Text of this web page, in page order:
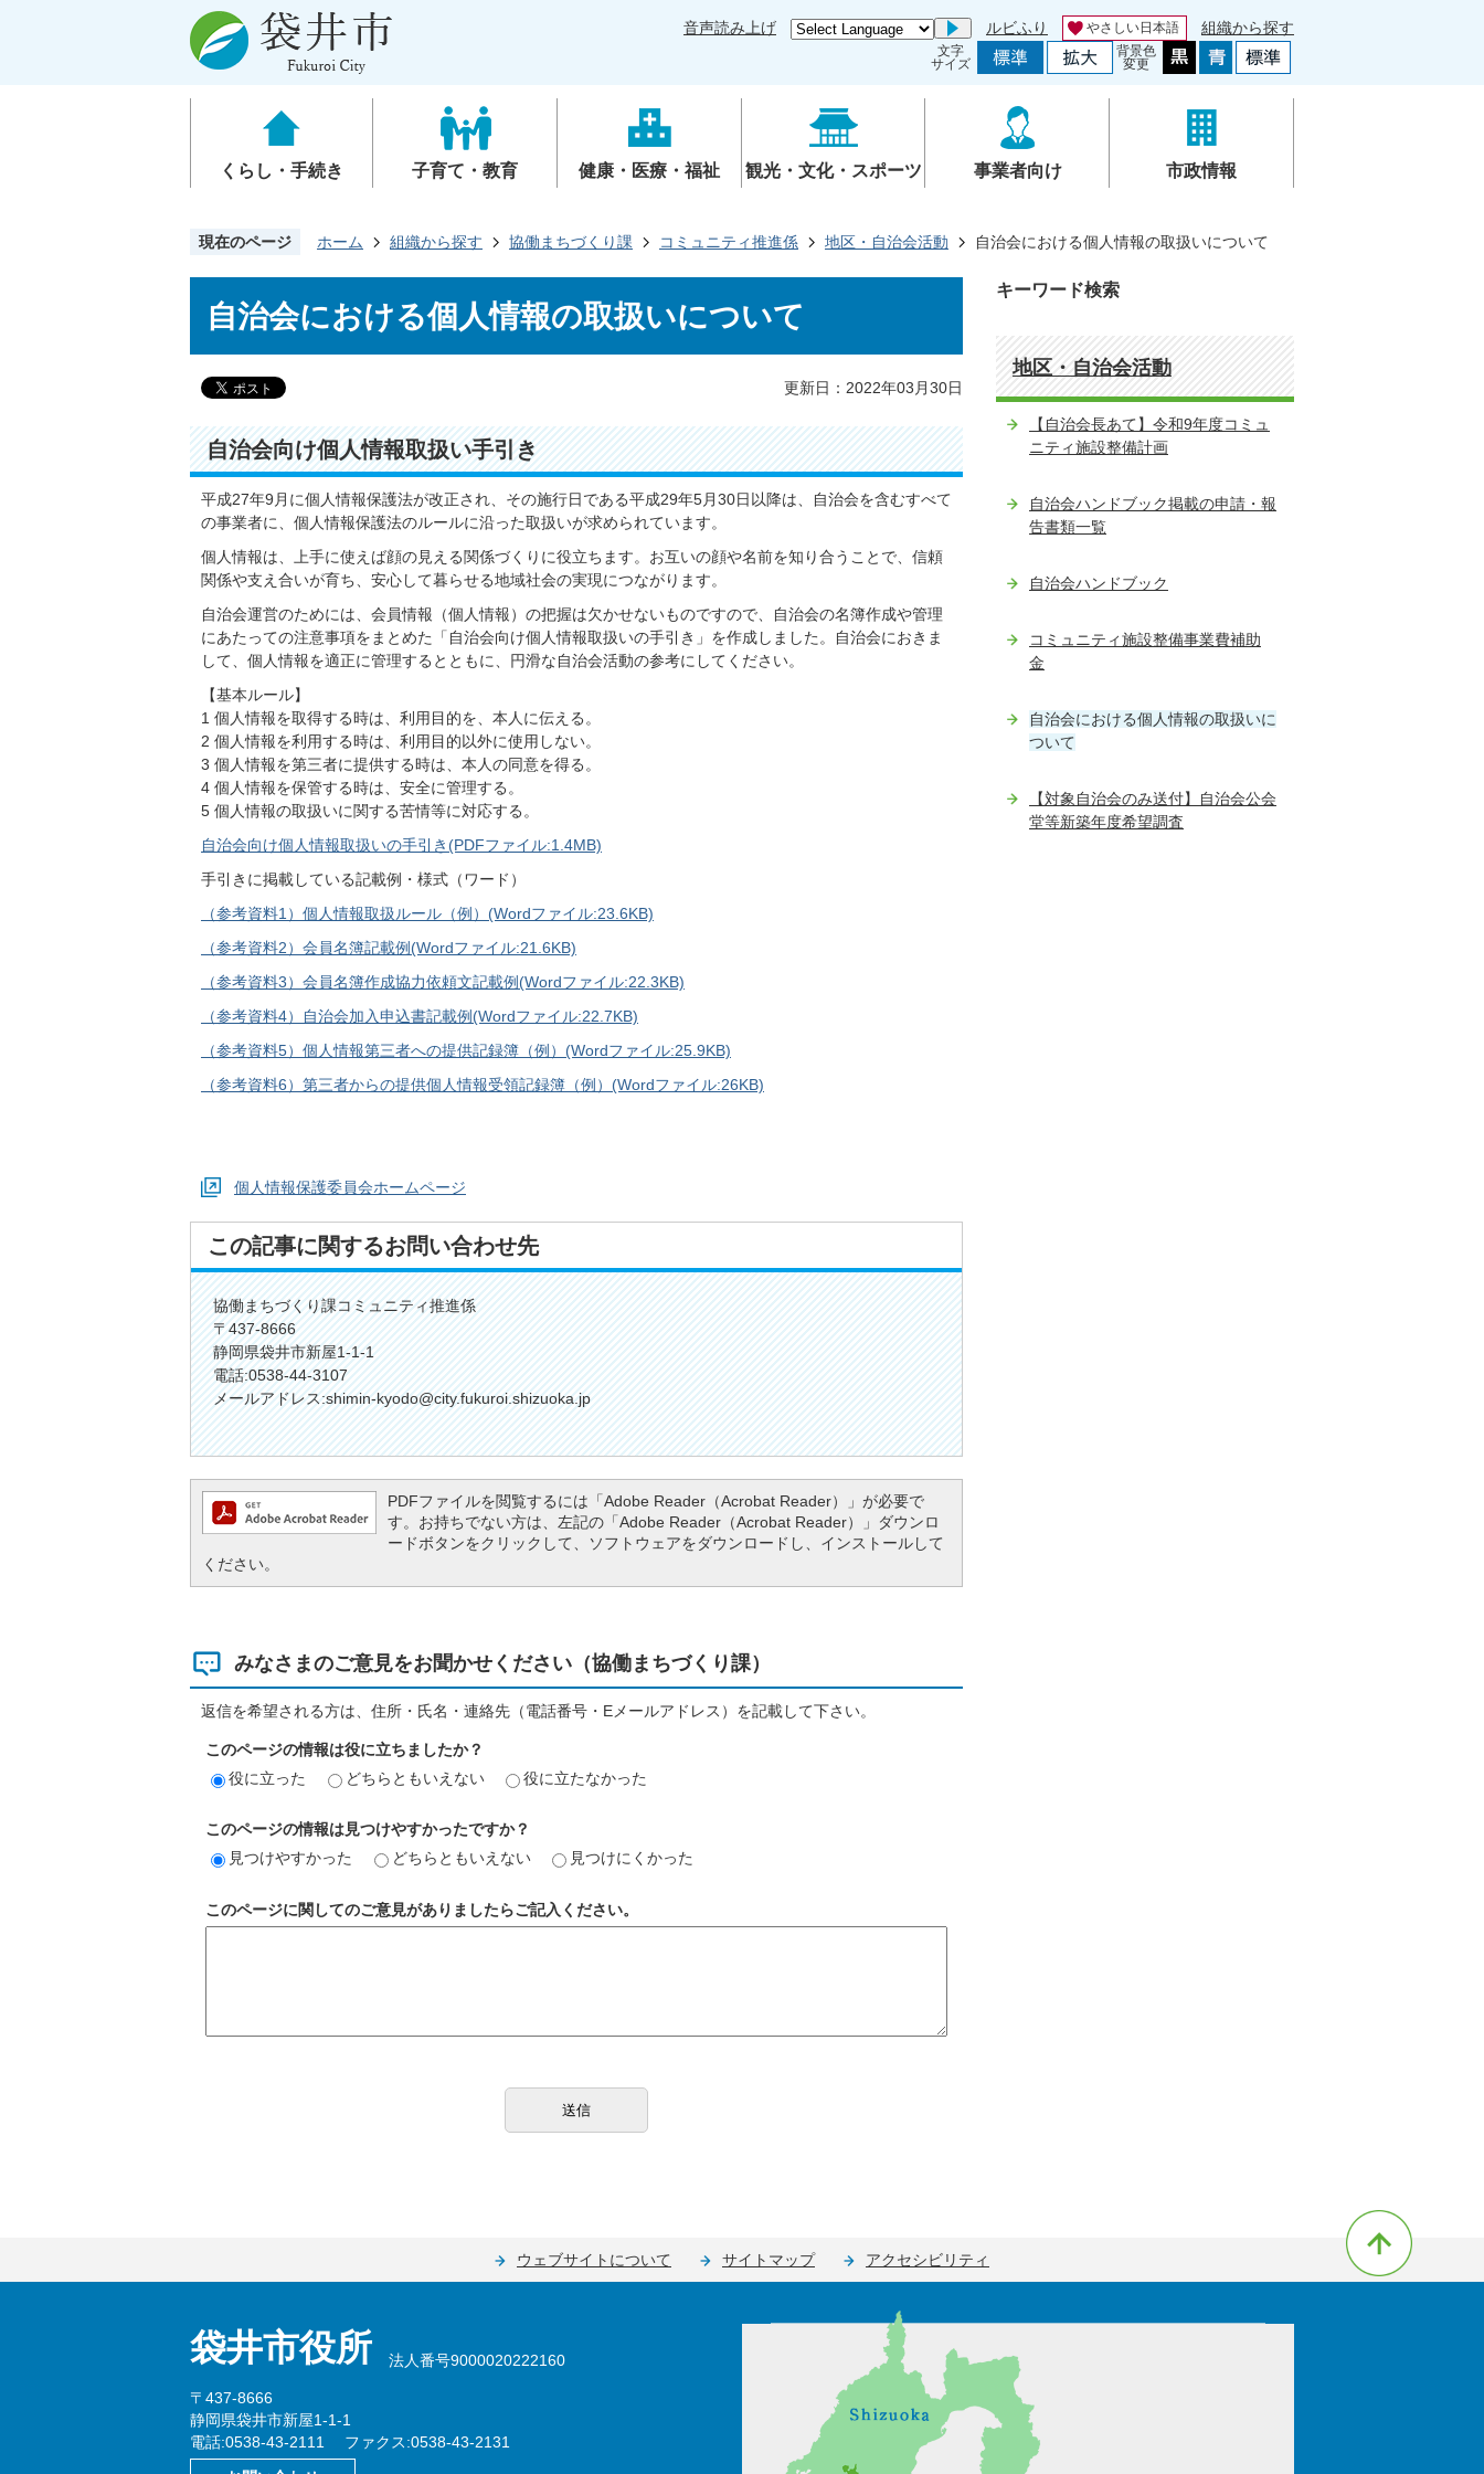
音声読み上げ Go ルビふり やさしい日本語 組織から探す
文字
サイズ
背景色
変更
くらし・手続き 子育て・教育 健康・医療・福祉 観光・文化・スポーツ 事業者向け 市政情報
現在のページ ホーム 組織から探す 協働まちづくり課 コミュニティ推進係 地区・自治会活動 自治会における個人情報の取扱いについて
自治会における個人情報の取扱いについて
更新日：2022年03月30日
自治会向け個人情報取扱い手引き
平成27年9月に個人情報保護法が改正され、その施行日である平成29年5月30日以降は、自治会を含むすべて
の事業者に、個人情報保護法のルールに沿った取扱いが求められています。
個人情報は、上手に使えば顔の見える関係づくりに役立ちます。お互いの顔や名前を知り合うことで、信頼
関係や支え合いが育ち、安心して暮らせる地域社会の実現につながります。
自治会運営のためには、会員情報（個人情報）の把握は欠かせないものですので、自治会の名簿作成や管理
にあたっての注意事項をまとめた「自治会向け個人情報取扱いの手引き」を作成しました。自治会におきま
して、個人情報を適正に管理するとともに、円滑な自治会活動の参考にしてください。
【基本ルール】
1 個人情報を取得する時は、利用目的を、本人に伝える。
2 個人情報を利用する時は、利用目的以外に使用しない。
3 個人情報を第三者に提供する時は、本人の同意を得る。
4 個人情報を保管する時は、安全に管理する。
5 個人情報の取扱いに関する苦情等に対応する。
自治会向け個人情報取扱いの手引き(PDFファイル:1.4MB)
手引きに掲載している記載例・様式（ワード）
（参考資料1）個人情報取扱ルール（例）(Wordファイル:23.6KB)
（参考資料2）会員名簿記載例(Wordファイル:21.6KB)
（参考資料3）会員名簿作成協力依頼文記載例(Wordファイル:22.3KB)
（参考資料4）自治会加入申込書記載例(Wordファイル:22.7KB)
（参考資料5）個人情報第三者への提供記録簿（例）(Wordファイル:25.9KB)
（参考資料6）第三者からの提供個人情報受領記録簿（例）(Wordファイル:26KB)
個人情報保護委員会ホームページ
この記事に関するお問い合わせ先
協働まちづくり課コミュニティ推進係
〒437-8666
静岡県袋井市新屋1-1-1
電話:0538-44-3107
メールアドレス:shimin-kyodo@city.fukuroi.shizuoka.jp
PDFファイルを閲覧するには「Adobe Reader（Acrobat Reader）」が必要で
す。お持ちでない方は、左記の「Adobe Reader（Acrobat Reader）」ダウンロ
ードボタンをクリックして、ソフトウェアをダウンロードし、インストールして
ください。
みなさまのご意見をお聞かせください（協働まちづくり課）
返信を希望される方は、住所・氏名・連絡先（電話番号・Eメールアドレス）を記載して下さい。
このページの情報は役に立ちましたか？
役に立った
どちらともいえない 役に立たなかった
このページの情報は見つけやすかったですか？
見つけやすかった
どちらともいえない 見つけにくかった
このページに関してのご意見がありましたらご記入ください。
キーワード検索
地区・自治会活動
【自治会長あて】令和9年度コミュ
ニティ施設整備計画
自治会ハンドブック掲載の申請・報
告書類一覧
自治会ハンドブック
コミュニティ施設整備事業費補助
金
自治会における個人情報の取扱いに
ついて
【対象自治会のみ送付】自治会公会
堂等新築年度希望調査
ウェブサイトについて サイトマップ アクセシビリティ
袋井市役所 法人番号9000020222160
〒437-8666
静岡県袋井市新屋1-1-1
電話:0538-43-2111 ファクス:0538-43-2131